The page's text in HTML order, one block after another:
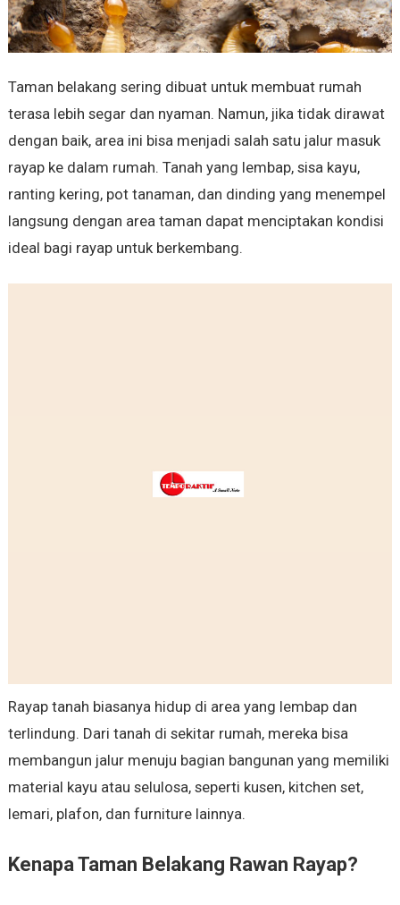
Taman belakang sering dibuat untuk membuat rumah
terasa lebih segar dan nyaman. Namun, jika tidak dirawat
dengan baik, area ini bisa menjadi salah satu jalur masuk
rayap ke dalam rumah. Tanah yang lembap, sisa kayu,
ranting kering, pot tanaman, dan dinding yang menempel
langsung dengan area taman dapat menciptakan kondisi
ideal bagi rayap untuk berkembang.
Rayap tanah biasanya hidup di area yang lembap dan
terlindung. Dari tanah di sekitar rumah, mereka bisa
membangun jalur menuju bagian bangunan yang memiliki
material kayu atau selulosa, seperti kusen, kitchen set,
lemari, plafon, dan furniture lainnya.
Kenapa Taman Belakang Rawan Rayap?